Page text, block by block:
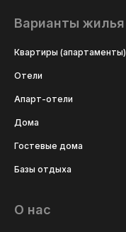
Варианты жилья
Квартиры (апартаменты)
Отели
Апарт-отели
Дома
Гостевые дома
Базы отдыха
О нас